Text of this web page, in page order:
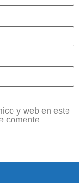
y web en este
comente.